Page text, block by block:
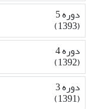
دوره 5
(1393)
دوره 4
(1392)
دوره 3
(1391)